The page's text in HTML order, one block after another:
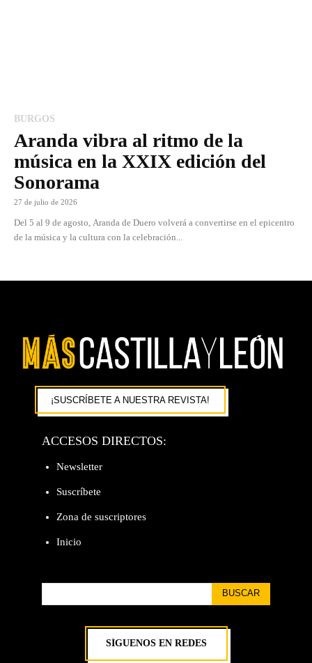
BURGOS
Aranda vibra al ritmo de la
música en la XXIX edición del
Sonorama
27 de julio de 2026
Del 5 al 9 de agosto, Aranda de Duero volverá a convertirse en el epicentro
de la música y la cultura con la celebración...
¡SUSCRÍBETE A NUESTRA REVISTA!
ACCESOS DIRECTOS:
Newsletter
Suscríbete
Zona de suscriptores
Inicio
BUSCAR
SÍGUENOS EN REDES